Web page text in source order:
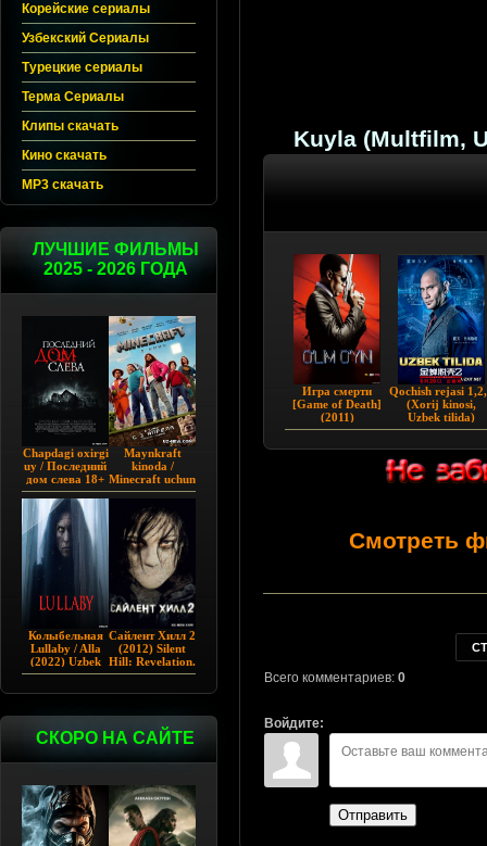
Корейские сериалы
Узбекский Сериалы
Турецкие сериалы
Терма Сериалы
Клипы скачать
Кино скачать
MP3 скачать
ЛУЧШИЕ ФИЛЬМЫ
2025 - 2026 ГОДА
Chapdagi oxirgi
uy / Последний
дом слева 18+
(2009)
Maynkraft
kinoda /
Minecraft uchun
film / Maygiraft
2025 AQSH
filmi
Колыбельная
Lullaby / Alla
(2022) Uzbek
tilida
Сайлент Хилл 2
(2012) Silent
Hill: Revelation.
СКОРО НА САЙТЕ
Kuyla (Multfilm,
Игра смерти
[Game of Death]
(2011)
Qochish rejasi
(Xorij kinosi,
Uzbek tilida)
PREMYERA
Смотреть
Всего комментариев: 0
Войдите:
Отправить